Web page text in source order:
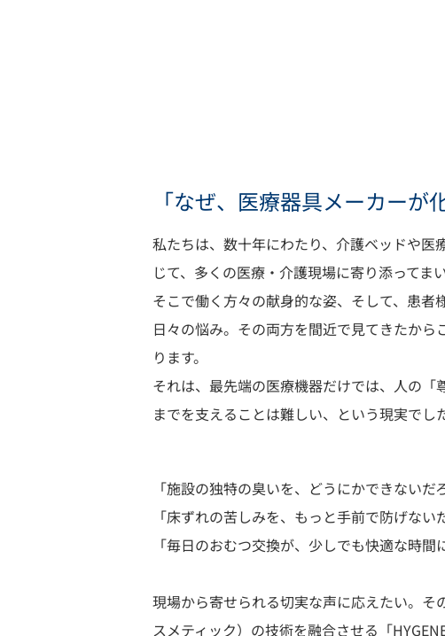
「なぜ、医療器具メーカーが
私たちは、数十年にわたり、介護ベッドや医
じて、多くの医療・介護現場に寄り添ってま
そこで働く方々の献身的な姿、そして、患者
日々の悩み。その両方を間近で見てきたから
ります。
それは、最先端の医療機器だけでは、人の「
までを支えることは難しい、という現実でし
「施設の独特の臭いを、どうにかできないだ
「床ずれの苦しみを、もっと手前で防げない
「毎日のおむつ交換が、少しでも快適な時間
現場から寄せられる切実な声に応えたい。
スメティック）の技術を融合させる「